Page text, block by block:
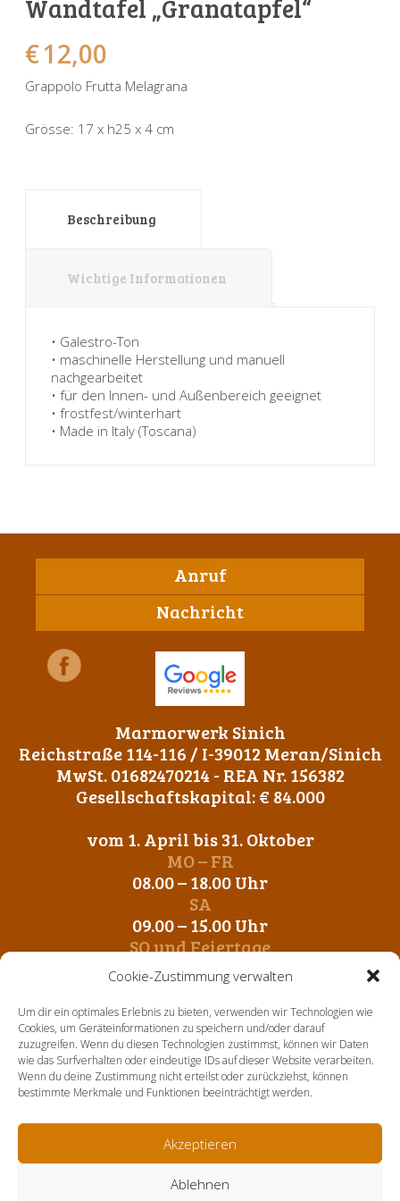
Cookie-Zustimmung verwalten
Um dir ein optimales Erlebnis zu bieten, verwenden wir Technologien wie
Cookies, um Geräteinformationen zu speichern und/oder darauf
zuzugreifen. Wenn du diesen Technologien zustimmst, können wir Daten
wie das Surfverhalten oder eindeutige IDs auf dieser Website verarbeiten.
Wenn du deine Zustimmung nicht erteilst oder zurückziehst, können
bestimmte Merkmale und Funktionen beeinträchtigt werden.
Akzeptieren
Ablehnen
Wandtafel „Granatapfel“
€12,00
Grappolo Frutta Melagrana
Grösse: 17 x h25 x 4 cm
Beschreibung
Wichtige Informationen
• Galestro-Ton
• maschinelle Herstellung und manuell
nachgearbeitet
• für den Innen- und Außenbereich geeignet
• frostfest/winterhart
• Made in Italy (Toscana)
Anruf
Nachricht
Marmorwerk Sinich
Reichstraße 114-116 / I-39012 Meran/Sinich
MwSt. 01682470214 - REA Nr. 156382
Gesellschaftskapital: € 84.000
vom 1. April bis 31. Oktober
MO – FR
08.00 – 18.00 Uhr
SA
09.00 – 15.00 Uhr
SO und Feiertage
Geschlossen
vom 1. November bis 31. März
MO – FR
09.00 – 12.00 Uhr
14. 00 – 17.00 Uhr
SA-SO und Feiertage
Über uns Aktuelles
Kontakt
Sonnenuhren
Spardosen
Verschiedene
Vögel
Wandtafeln
Verschiedene
Wandschalen
Sockel + Säulen
Tierfiguren
Meeresbewohner
Schildkröten
Schnecken
Schweine + Wildschweine
Vögel
Utensilien
Zwiebel- + Knoblauchtöpfe